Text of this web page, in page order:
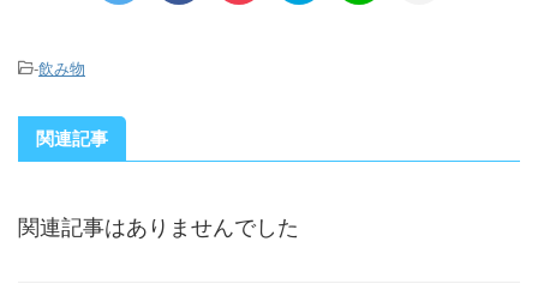
-飲み物
関連記事
関連記事はありませんでした